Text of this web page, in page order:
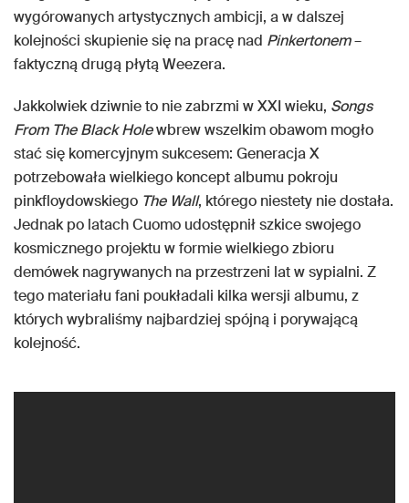
wygórowanych artystycznych ambicji, a w dalszej
kolejności skupienie się na pracę nad Pinkertonem–
faktyczną drugą płytą Weezera.
Jakkolwiek dziwnie to nie zabrzmi w XXI wieku, Songs
From The Black Holewbrew wszelkim obawom mogło
stać się komercyjnym sukcesem: Generacja X
potrzebowała wielkiego koncept albumu pokroju
pinkfloydowskiego The Wall, którego niestety nie dostała.
Jednak po latach Cuomo udostępnił szkice swojego
kosmicznego projektu w formie wielkiego zbioru
demówek nagrywanych na przestrzeni lat w sypialni. Z
tego materiału fani poukładali kilka wersji albumu, z
których wybraliśmy najbardziej spójną i porywającą
kolejność.